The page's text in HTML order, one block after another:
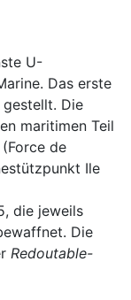
U-
Das erste
gestellt. Die
maritimen Teil
de
Ile
die jeweils
Die
Redoutable-